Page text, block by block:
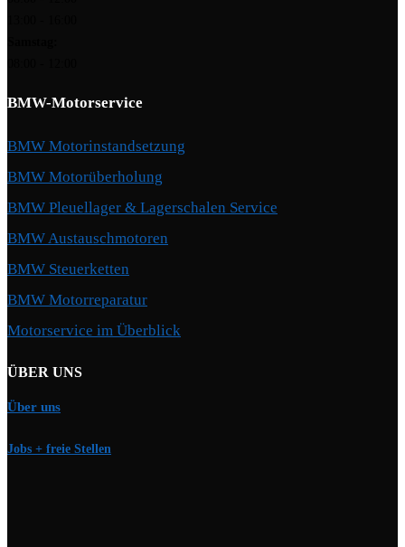
BMW-Motorservice
BMW Motorinstandsetzung
BMW Motorüberholung
BMW Pleuellager & Lagerschalen Service
BMW Austauschmotoren
BMW Steuerketten
BMW Motorreparatur
Motorservice im Überblick
ÜBER UNS
Über uns
Jobs + freie Stellen